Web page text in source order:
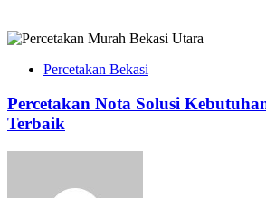
Percetakan Bekasi
Percetakan Nota Solusi
Terbaik